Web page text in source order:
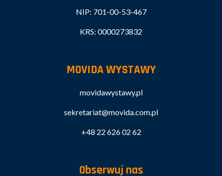
NIP: 701-00-53-467
KRS: 0000273832
MOVIDA WYSTAWY
movidawystawy.pl
sekretariat@movida.com.pl
+48 22 626 02 62
Obserwuj nas